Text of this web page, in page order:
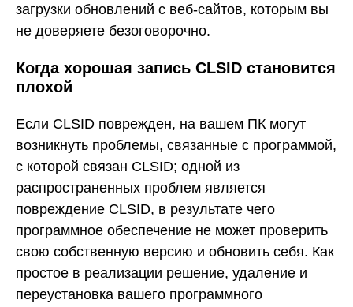
загрузки обновлений с веб-сайтов, которым вы
не доверяете безоговорочно.
Когда хорошая запись CLSID становится
плохой
Если CLSID поврежден, на вашем ПК могут
возникнуть проблемы, связанные с программой,
с которой связан CLSID; одной из
распространенных проблем является
повреждение CLSID, в результате чего
программное обеспечение не может проверить
свою собственную версию и обновить себя. Как
простое в реализации решение, удаление и
переустановка вашего программного